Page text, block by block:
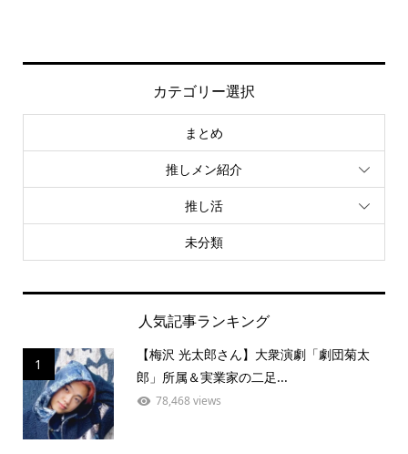
カテゴリー選択
まとめ
推しメン紹介
推し活
未分類
人気記事ランキング
1
【梅沢 光太郎さん】大衆演劇「劇団菊太
郎」所属＆実業家の二足...
78,468 views